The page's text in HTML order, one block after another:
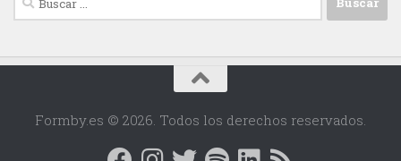
Formby.es © 2026. Todos los derechos reservados.